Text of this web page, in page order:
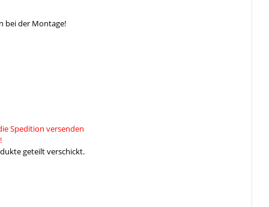
bei der Montage!
Spedition versenden
geteilt verschickt.